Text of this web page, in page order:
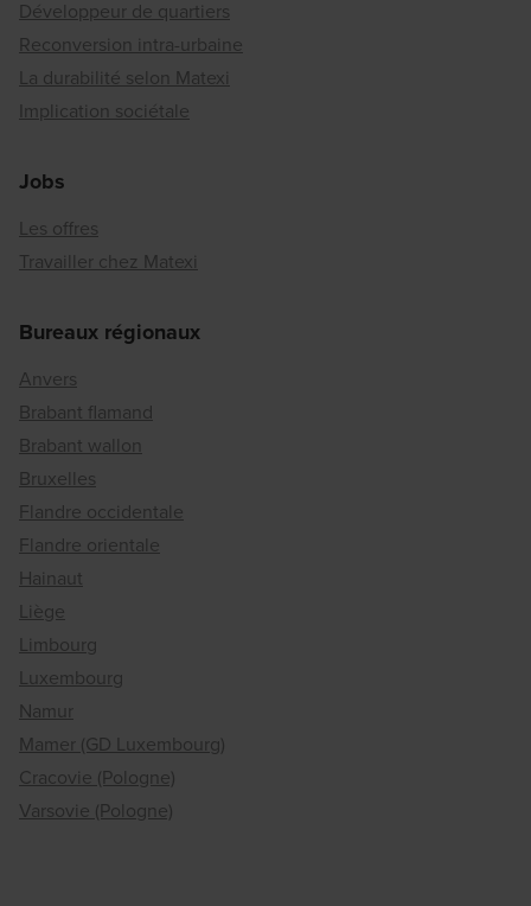
Développeur de quartiers
Reconversion intra-urbaine
La durabilité selon Matexi
Implication sociétale
Jobs
Les offres
Travailler chez Matexi
Bureaux régionaux
Anvers
Brabant flamand
Brabant wallon
Bruxelles
Flandre occidentale
Flandre orientale
Hainaut
Liège
Limbourg
Luxembourg
Namur
Mamer (GD Luxembourg)
Cracovie (Pologne)
Varsovie (Pologne)